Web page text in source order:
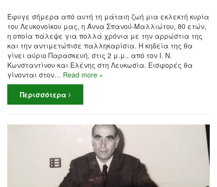
Έφυγε σήμερα από αυτή τη μάταιη ζωή μια εκλεκτή κυρία
του Λευκονοίκου μας, η Άννα Σπανού-Μαλλιώτου, 80 ετών,
η οποία πάλεψε για πολλά χρόνια με την αρρώστια της
και την αντιμετώπισε παλληκαρίσια. Η κηδεία της θα
γίνει αύριο Παρασκευή, στις 2 μ.μ., από τον Ι. Ν.
Κωνσταντίνου και Ελένης στη Λευκωσία. Εισφορές θα
γίνονται στον… Read more »
Περισσότερα